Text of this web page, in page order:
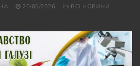
20/05/2026
ВСІ НОВИНИ